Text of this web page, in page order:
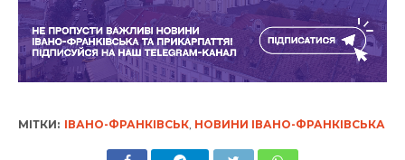
МІТКИ: ІВАНО-ФРАНКІВСЬК, НОВИНИ ІВАНО-ФРАНКІВСЬКА